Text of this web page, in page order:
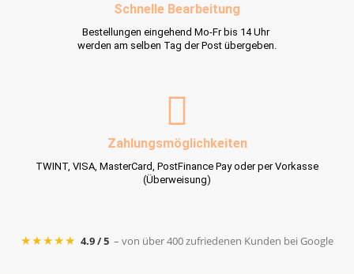
Schnelle Bearbeitung
Bestellungen eingehend Mo-Fr bis 14 Uhr
werden am selben Tag der Post übergeben.
Zahlungsmöglichkeiten
TWINT, VISA, MasterCard, PostFinance Pay oder per Vorkasse
(Überweisung)
★★★★★ 4.9 / 5 – von über 400 zufriedenen Kunden bei Google